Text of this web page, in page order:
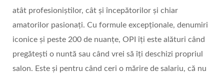
atât profesioniștilor, cât și începătorilor și chiar
amatorilor pasionați. Cu formule excepționale, denumiri
iconice și peste 200 de nuanțe, OPI îți este alături când
pregătești o nuntă sau când vrei să îți deschizi propriul
salon. Este și pentru când ceri o mărire de salariu, că nu